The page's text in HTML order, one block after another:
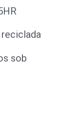
sob